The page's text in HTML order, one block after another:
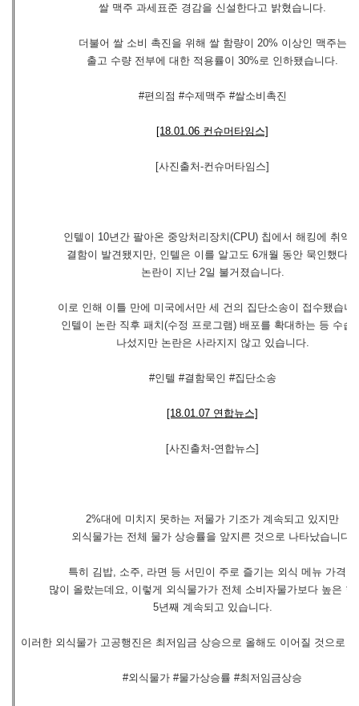
쌀 맥주 과세표준 경감을 신설한다고 밝혔습니다.
더불어 쌀 소비 촉진을 위해 쌀 함량이 20% 이상인 맥주는
출고 수량 전부에 대한 적용률이 30%로 인하됐습니다.
#편의점 #수제맥주 #쌀소비촉진
[18.01.06 컨슈머타임스]
[사진출처-컨슈머타임스]
인텔이 10년간 팔아온 중앙처리장치(CPU) 칩에서 해킹에 취약
결함이 발견됐지만, 인텔은 이를 알고도 6개월 동안 묵인했다는
논란이 지난 2일 불거졌습니다.
이로 인해 이틀 만에 미국에서만 세 건의 집단소송이 접수됐습니
인텔이 논란 직후 패치(수정 프로그램) 배포를 확대하는 등 수습
나섰지만 논란은 사라지지 않고 있습니다.
#인텔 #결함묵인 #집단소송
[18.01.07 연합뉴스]
[사진출처-연합뉴스]
2%대에 미치지 못하는 저물가 기조가 계속되고 있지만
외식물가는 전체 물가 상승률을 앞지른 것으로 나타났습니다.
특히 김밥, 소주, 라면 등 서민이 주로 즐기는 외식 메뉴 가격이
많이 올랐는데요, 이렇게 외식물가가 전체 소비자물가보다 높은 현
5년째 계속되고 있습니다.
이러한 외식물가 고공행진은 최저임금 상승으로 올해도 이어질 것으로
#외식물가 #물가상승률 #최저임금상승